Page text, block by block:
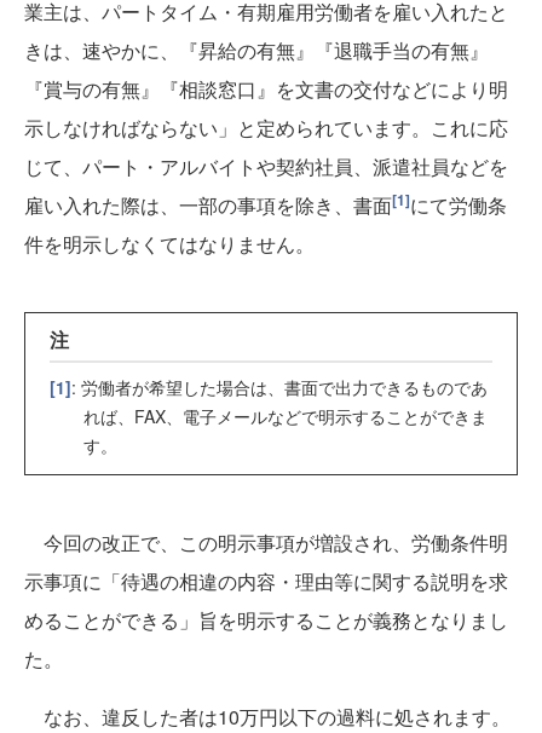
業主は、パートタイム・有期雇用労働者を雇い入れたと
きは、速やかに、『昇給の有無』『退職手当の有無』
『賞与の有無』『相談窓口』を文書の交付などにより明
示しなければならない」と定められています。これに応
じて、パート・アルバイトや契約社員、派遣社員などを
雇い入れた際は、一部の事項を除き、書面[1]にて労働条
件を明示しなくてはなりません。
注
[1]: 労働者が希望した場合は、書面で出力できるものであ
れば、FAX、電子メールなどで明示することができま
す。
今回の改正で、この明示事項が増設され、労働条件明
示事項に「待遇の相違の内容・理由等に関する説明を求
めることができる」旨を明示することが義務となりまし
た。
なお、違反した者は10万円以下の過料に処されます。